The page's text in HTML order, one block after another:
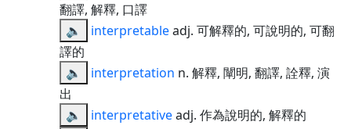
翻譯, 解釋, 口譯
🔈
interpretableadj. 可解釋的, 可說明的, 可翻
譯的
🔈
interpretation n. 解釋, 闡明, 翻譯, 詮釋, 演
出
🔈
interpretativeadj. 作為說明的, 解釋的